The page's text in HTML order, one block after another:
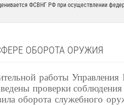
ФСВНГ РФ при осуществлении
ОБОРОТА ОРУЖИЯ
работы
проверки
оборота служебного